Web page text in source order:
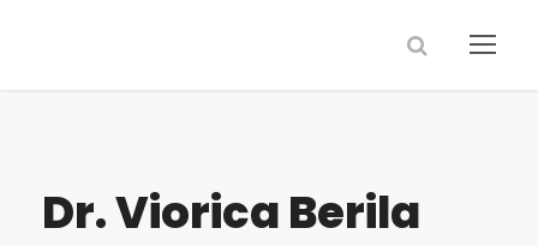
Dr. Viorica Berila